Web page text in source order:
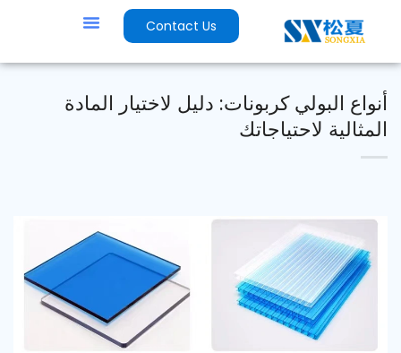
Contact Us
أنواع البولي كربونات: دليل لاختيار المادة
المثالية لاحتياجاتك